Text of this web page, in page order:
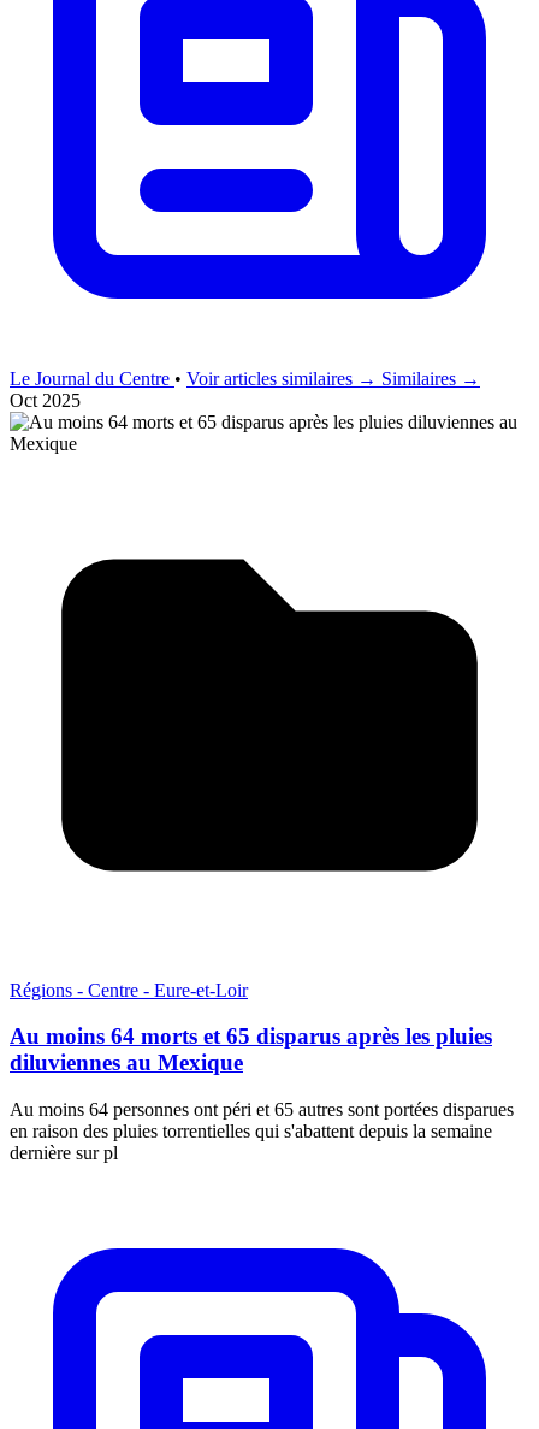
Le Journal du Centre • Voir articles similaires → Similaires →
Oct 2025
Régions - Centre - Eure-et-Loir
Au moins 64 morts et 65 disparus après les pluies
diluviennes au Mexique
Au moins 64 personnes ont péri et 65 autres sont portées disparues
en raison des pluies torrentielles qui s'abattent depuis la semaine
dernière sur pl